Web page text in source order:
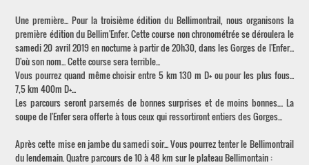
Une première... Pour la troisième édition du Bellimontrail, nous organisons la
première édition du Bellim'Enfer. Cette course non chronométrée se déroulera le
samedi 20 avril 2019 en nocturne à partir de 20h30, dans les Gorges de l'Enfer...
D'où son nom... Cette course sera terrible...
Vous pourrez quand même choisir entre 5 km 130 m D+ ou pour les plus fous...
7,5 km 400m D+...
Les parcours seront parsemés de bonnes surprises et de moins bonnes.... La
soupe de l'Enfer sera offerte à tous ceux qui ressortiront entiers des Gorges...
Après cette mise en jambe du samedi soir... Vous pourrez tenter le Bellimontrail
du lendemain. Quatre parcours de 10 à 48 km sur le plateau Bellimontain :